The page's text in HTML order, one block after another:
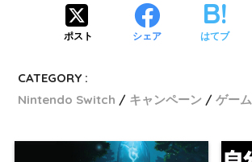
ポスト シェア はてブ
CATEGORY :
Nintendo Switch
キャンペーン ゲーム